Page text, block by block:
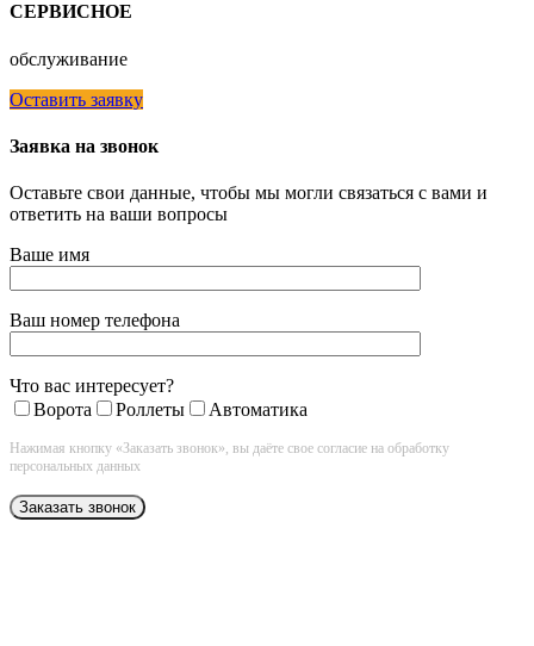
СЕРВИСНОЕ
обслуживание
Оставить заявку
Заявка на звонок
Оставьте свои данные, чтобы мы могли связаться с вами и
ответить на ваши вопросы
Ваше имя
Ваш номер телефона
Что вас интересует?
Ворота
Роллеты Автоматика
Нажимая кнопку «Заказать звонок», вы даёте свое согласие на обработку
персональных данных